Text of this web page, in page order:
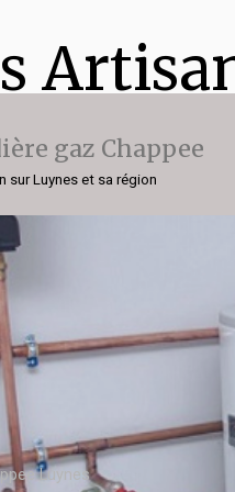
gaz Chappee
sur Luynes et sa région
Luynes